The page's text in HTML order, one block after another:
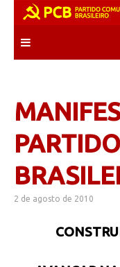
content
2 de agosto de 2010